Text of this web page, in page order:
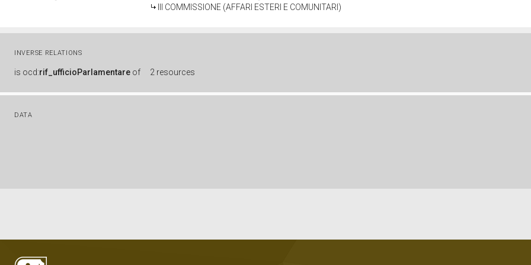
III COMMISSIONE (AFFARI ESTERI E COMUNITARI)
INVERSE RELATIONS
is ocd:rif_ufficioParlamentare of 2 resources
DATA